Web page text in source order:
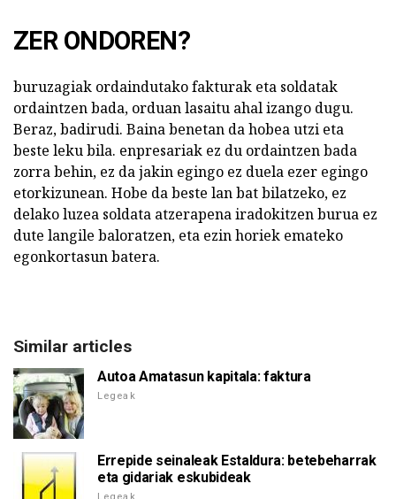
ZER ONDOREN?
buruzagiak ordaindutako fakturak eta soldatak
ordaintzen bada, orduan lasaitu ahal izango dugu.
Beraz, badirudi. Baina benetan da hobea utzi eta
beste leku bila. enpresariak ez du ordaintzen bada
zorra behin, ez da jakin egingo ez duela ezer egingo
etorkizunean. Hobe da beste lan bat bilatzeko, ez
delako luzea soldata atzerapena iradokitzen burua ez
dute langile baloratzen, eta ezin horiek emateko
egonkortasun batera.
Similar articles
Autoa Amatasun kapitala: faktura
Legeak
Errepide seinaleak Estaldura: betebeharrak
eta gidariak eskubideak
Legeak